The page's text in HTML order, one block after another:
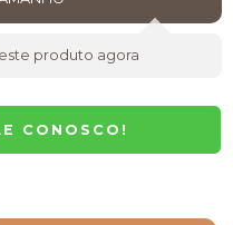
produto agora
CONOSCO!